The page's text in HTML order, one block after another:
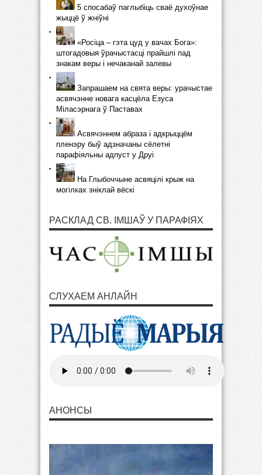
5 спосабаў паглыбіць сваё духоўнае
жыццё ў жніўні
«Росіца – гэта цуд у вачах Бога»:
штогадовыя ўрачыстасці прайшлі пад
знакам веры і нечаканай залевы
Запрашаем на свята веры: урачыстае
асвячэнне новага касцёла Езуса
Міласэрнага ў Паставах
Асвячэннем абраза і адкрыццём
пленэру быў адзначаны сёлетні
парафіяльны адпуст у Друі
На Глыбоччыне асвяцілі крыж на
могілках зніклай вёскі
РАСКЛАД СВ. ІМШАЎ У ПАРАФІЯХ
СЛУХАЕМ АНЛАЙН
АНОНСЫ